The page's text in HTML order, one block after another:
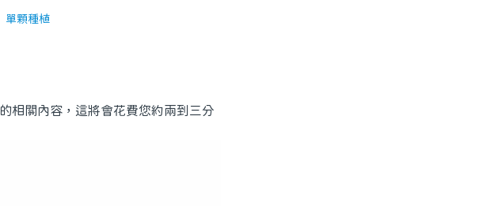
單顆種植
的相關內容，這將會花費您約兩到三分